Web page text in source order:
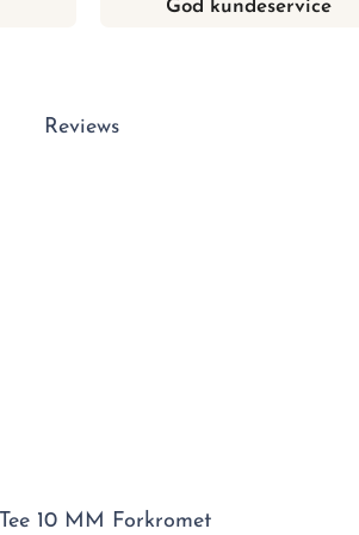
God kundeservice
Reviews